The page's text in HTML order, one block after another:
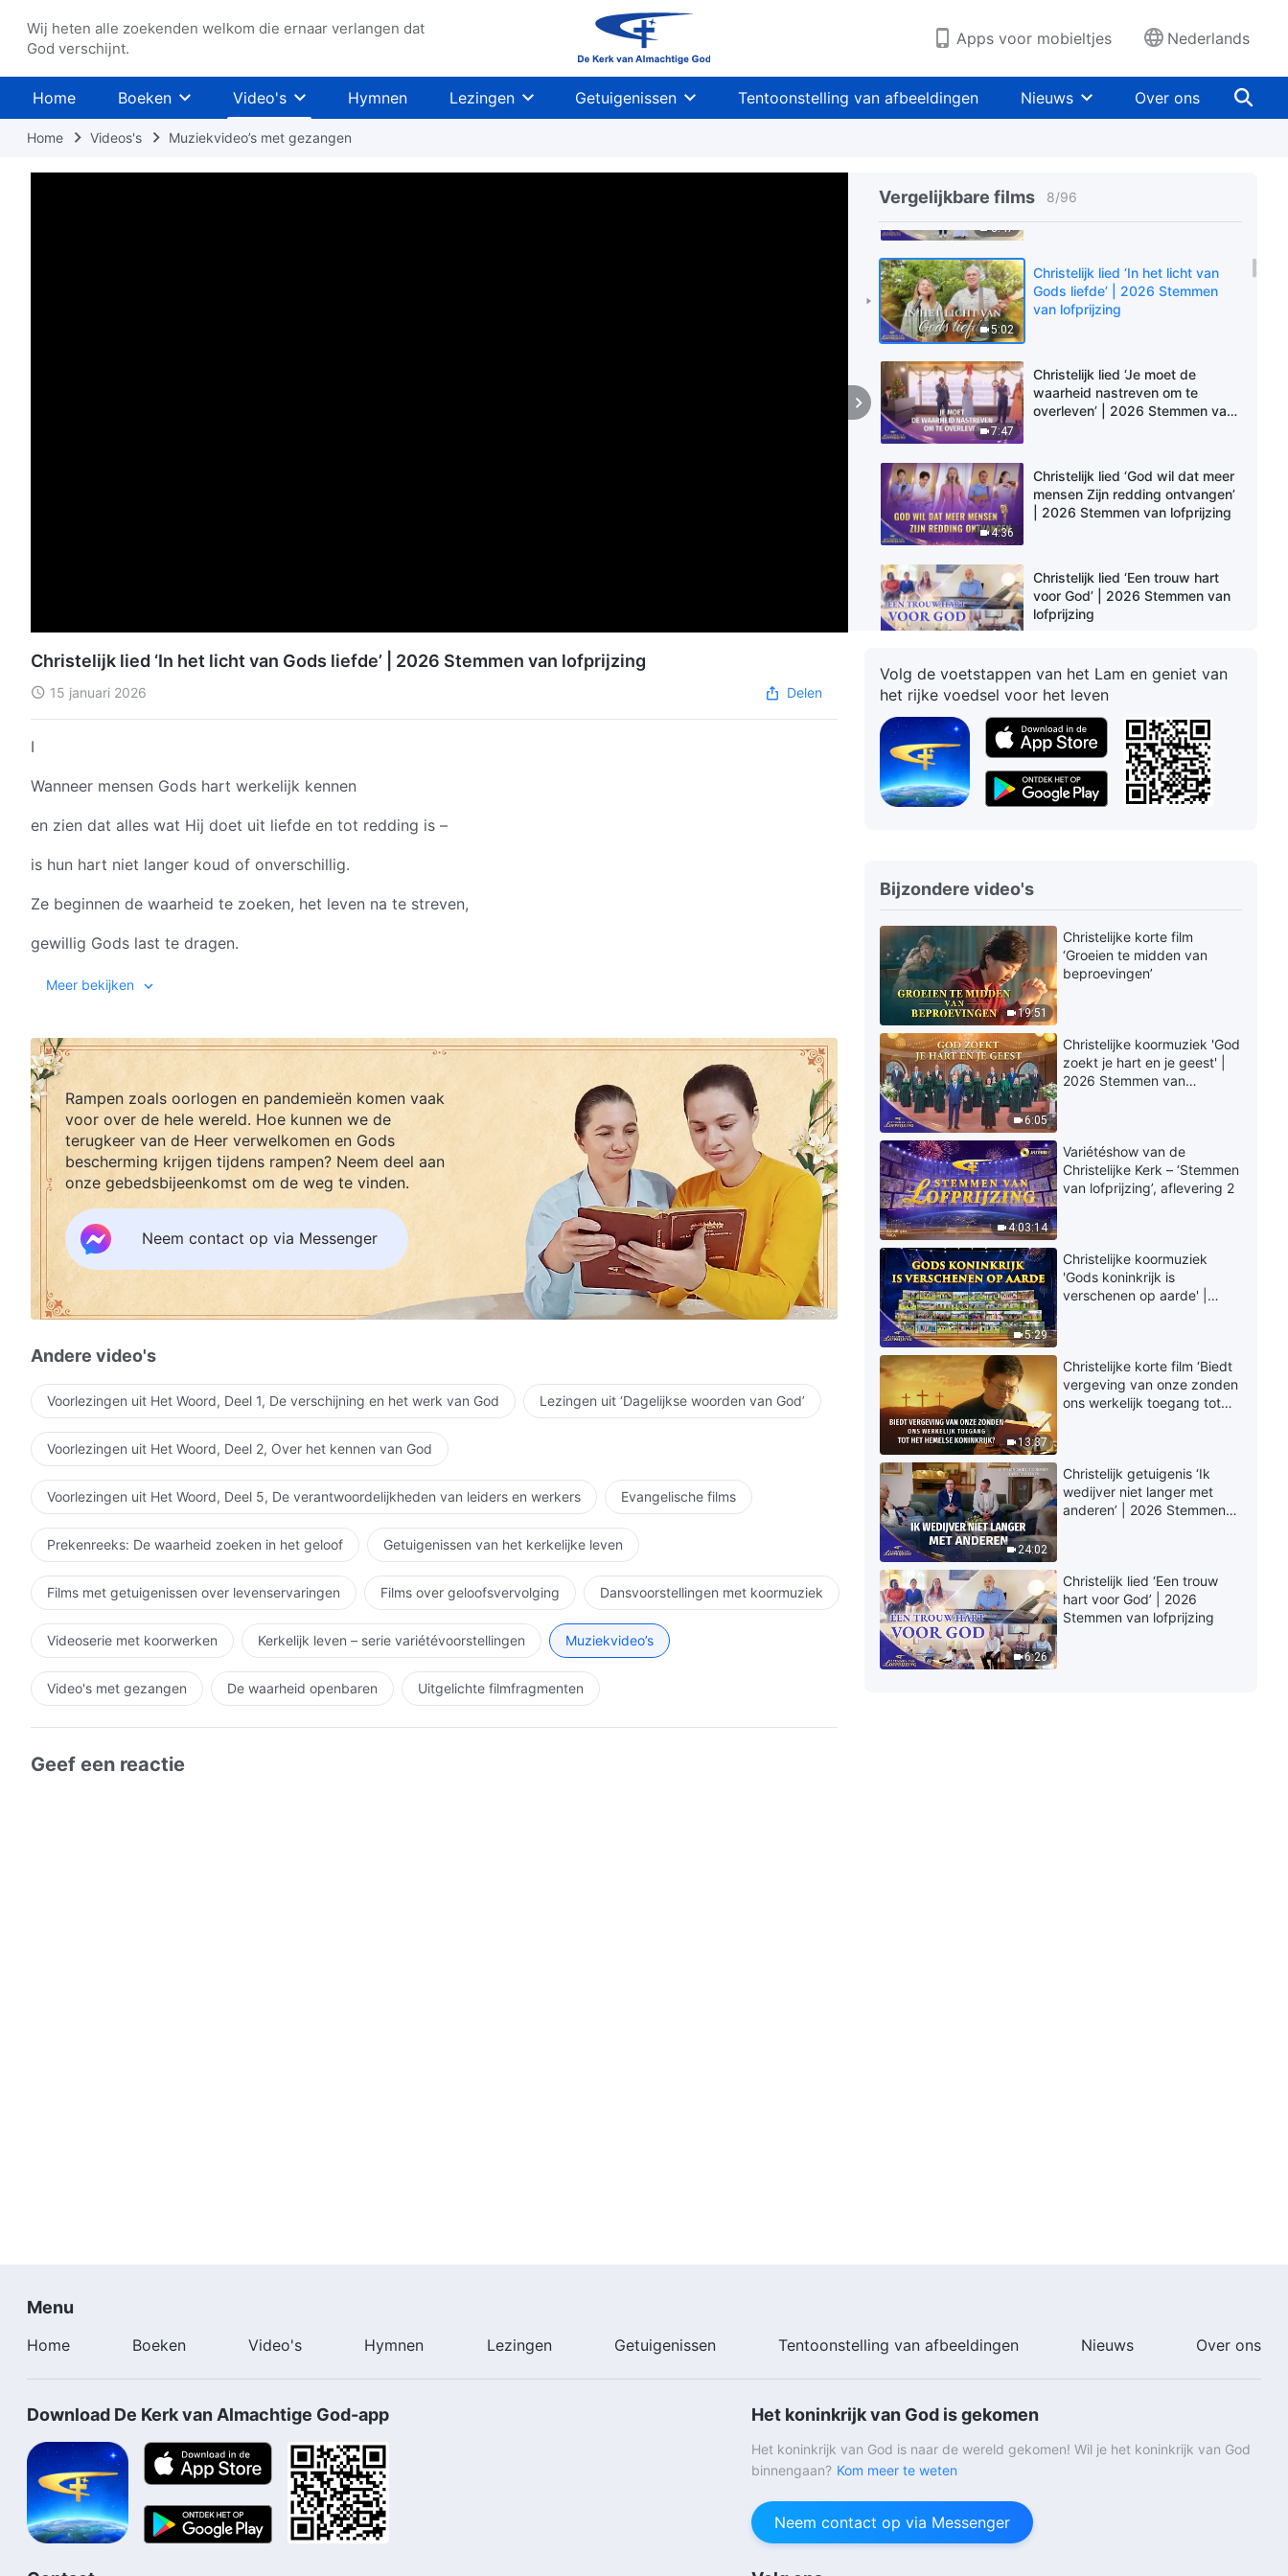
Wij heten alle zoekenden welkom die ernaar verlangen dat
God verschijnt.
Apps voor mobieltjes Nederlands
Home Boeken Video's Hymnen Lezingen Getuigenissen Tentoonstelling van afbeeldingen Nieuws Over ons
Home Videos's Muziekvideo’s met gezangen
Vergelijkbare films 8/96
mensen hun misverstanden over
God oplossen?’ | 2026 Stemmen
van lofprijzing
3:47
zijn allemaal de waarheid’ | 2026
Stemmen van lofprijzing
5:02
Christelijk lied ‘In het licht van
Gods liefde’ | 2026 Stemmen
van lofprijzing
7:47
Christelijk lied ‘Je moet de
waarheid nastreven om te
overleven’ | 2026 Stemmen van
4:36
Christelijk lied ‘God wil dat meer
mensen Zijn redding ontvangen’
| 2026 Stemmen van lofprijzing
6:26
Christelijk lied ‘Een trouw hart
voor God’ | 2026 Stemmen van
lofprijzing
6:11
Christelijk lied ‘Ben je je bewust
van je missie?’ | 2026 Stemmen
van lofprijzing
Christelijk lied ‘Gods beloften
aan degenen die vervolmaakt
4:26
5:51
Christelijk lied ‘God in het vlees
is beter geschikt voor
reddingswerk’ (Dutch subtitles)
4:04
Christelijk lied ‘Gods liefde voor
de mensheid is waarachtig en
echt’ (Dutch subtitles)
5:02
Christelijk lied ‘Wanneer de
Heilige Geest werkt met de
mens’ (Dutch subtitles)
3:15
Christelijk lied ‘Vertrouw niet op
verbeelding om Gods
verschijning te bepalen’ (Dutch
subtitles)
3:28
Christelijk lied ‘Waarom doe je zo
uit de hoogte?’ (Dutch subtitles)
3:29
Christelijk lied ‘Is de hele Bijbel
gegeven door Gods inspiratie?’
(Dutch subtitles)
5:45
Christelijk lied ‘Gods schapen
horen Zijn stem’ (Dutch
subtitles)
einde te volgen’ (Dutch
Christelijk lied ‘God zoekt je hart
en je geest’ (Dutch subtitles)
Christelijk lied ‘In het licht van Gods liefde’ | 2026 Stemmen van lofprijzing
15 januari 2026 Delen
I
Wanneer mensen Gods hart werkelijk kennen
en zien dat alles wat Hij doet uit liefde en tot redding is –
is hun hart niet langer koud of onverschillig.
Ze beginnen de waarheid te zoeken, het leven na te streven,
gewillig Gods last te dragen.
Ze beginnen de waarheid te zoeken, het leven na te streven,
In het licht van Gods liefde,
vinden ze de moed om hun eigen zwakheid onder ogen te zien,
de kracht om op te staan na elke val,
en de vrede die alleen komt door de Schepper te kennen.
In het licht van Gods liefde, vervaagt alle angst.
Ze vinden de moed om hun eigen zwakheid onder ogen te zien,
In het licht van Gods liefde …
In het licht van Gods liefde …
In het licht van Gods liefde …
In het licht van Gods liefde …
Meer bekijken
Rampen zoals oorlogen en pandemieën komen vaak
voor over de hele wereld. Hoe kunnen we de
terugkeer van de Heer verwelkomen en Gods
bescherming krijgen tijdens rampen? Neem deel aan
onze gebedsbijeenkomst om de weg te vinden.
Neem contact op via Messenger
Andere video's
Voorlezingen uit Het Woord, Deel 1, De verschijning en het werk van God Lezingen uit ‘Dagelijkse woorden van God’
Voorlezingen uit Het Woord, Deel 2, Over het kennen van God
Voorlezingen uit Het Woord, Deel 5, De verantwoordelijkheden van leiders en werkers Evangelische films
Prekenreeks: De waarheid zoeken in het geloof Getuigenissen van het kerkelijke leven
Films met getuigenissen over levenservaringen Films over geloofsvervolging Dansvoorstellingen met koormuziek
Videoserie met koorwerken Kerkelijk leven – serie variétévoorstellingen Muziekvideo’s
Video's met gezangen De waarheid openbaren Uitgelichte filmfragmenten
Geef een reactie
Volg de voetstappen van het Lam en geniet van
het rijke voedsel voor het leven
Bijzondere video's
19:51
Christelijke korte film
‘Groeien te midden van
beproevingen’
6:05
Christelijke koormuziek 'God
zoekt je hart en je geest' |
2026 Stemmen van
4:03:14
Variétéshow van de
Christelijke Kerk – ‘Stemmen
van lofprijzing’, aflevering 2
5:29
Christelijke koormuziek
'Gods koninkrijk is
verschenen op aarde' |
13:37
Christelijke korte film ‘Biedt
vergeving van onze zonden
ons werkelijk toegang tot
24:02
Christelijk getuigenis ‘Ik
wedijver niet langer met
anderen’ | 2026 Stemmen
6:26
Christelijk lied ‘Een trouw
hart voor God’ | 2026
Stemmen van lofprijzing
Menu
Home Boeken Video's Hymnen Lezingen Getuigenissen Tentoonstelling van afbeeldingen Nieuws Over ons
Download De Kerk van Almachtige God-app Het koninkrijk van God is gekomen
Het koninkrijk van God is naar de wereld gekomen! Wil je het koninkrijk van God
binnengaan? Kom meer te weten
Neem contact op via Messenger